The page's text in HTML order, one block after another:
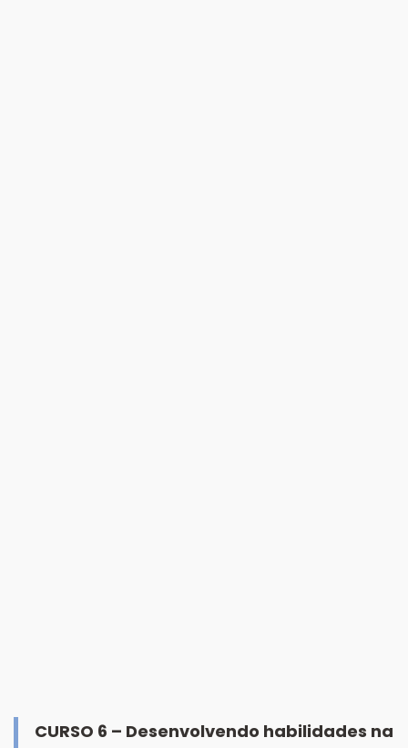
CURSO 6 – Desenvolvendo habilidades na